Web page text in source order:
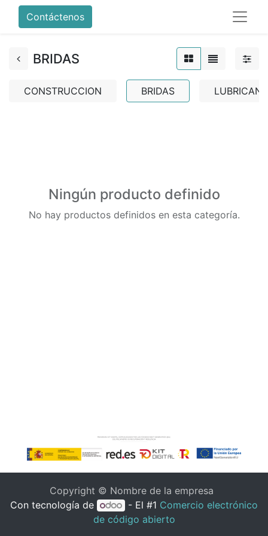
Contáctenos
BRIDAS
CONSTRUCCION BRIDAS
Ningún producto definido
No hay productos definidos en esta categoría.
Copyright © Nombre de la empresa
Con tecnología de
- El #1 Comercio electrónico
de código abierto